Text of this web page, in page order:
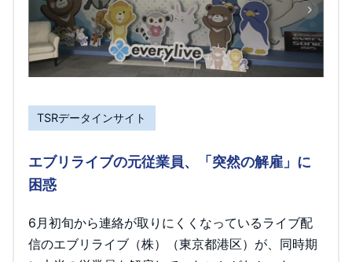
TSRデータインサイト
エブリライブの元従業員、「突然の解雇」に
困惑
6月初旬から連絡が取りにくくなっているライブ配
信のエブリライブ（株）（東京都港区）が、同時期